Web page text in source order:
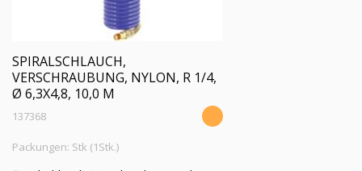
SPIRALSCHLAUCH,
VERSCHRAUBUNG, NYLON, R 1/4,
Ø 6,3X4,8, 10,0 M
137368
Packungen: Stk (1Stk.)